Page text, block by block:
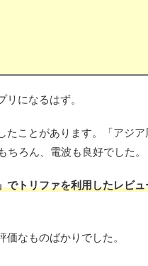
になるはず。
ことがあります。「アジア
ちろん、電波も良好でした。
でトリファを利用したレビュ
なものばかりでした。